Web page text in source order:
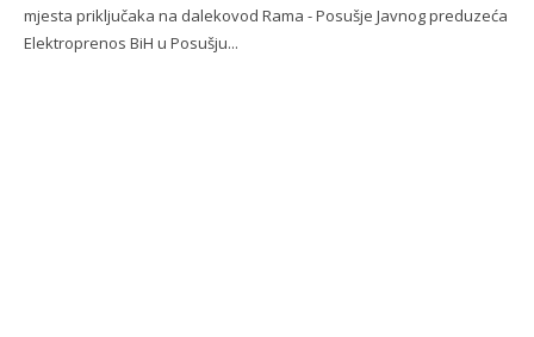
mjesta priključaka na dalekovod Rama - Posušje Javnog preduzeća
Elektroprenos BiH u Posušju...